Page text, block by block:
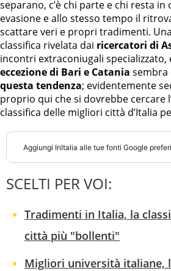
separano, c’è chi parte e chi resta
evasione e allo stesso tempo il
scattare veri e propri tradimenti.
classifica rivelata dai ricercatori di
incontri extraconiugali specializzato,
eccezione di Bari e Catania sembra
questa tendenza; evidentemente
proprio qui che si dovrebbe cercare
classifica delle migliori città d’Italia
Aggiungi InItalia alle tue fonti Google
SCELTI PER VOI:
Tradimenti in Italia, la
città più "bollenti"
Migliori università italiane,